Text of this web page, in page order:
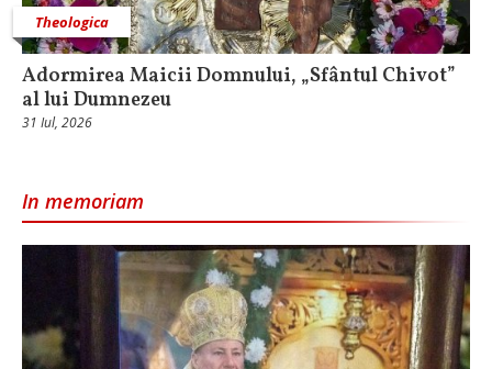
Theologica
Adormirea Maicii Domnului, „Sfântul Chivot”
al lui Dumnezeu
31 Iul, 2026
In memoriam